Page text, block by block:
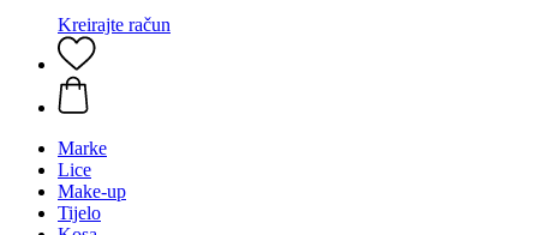
Kreirajte račun
Marke
Lice
Make-up
Tijelo